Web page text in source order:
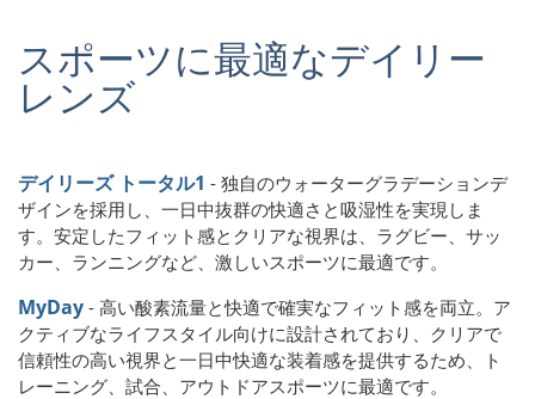
スポーツに最適なデイリー
レンズ
デイリーズ トータル1 - 独自のウォーターグラデーションデ
ザインを採用し、一日中抜群の快適さと吸湿性を実現しま
す。安定したフィット感とクリアな視界は、ラグビー、サッ
カー、ランニングなど、激しいスポーツに最適です。
MyDay - 高い酸素流量と快適で確実なフィット感を両立。ア
クティブなライフスタイル向けに設計されており、クリアで
信頼性の高い視界と一日中快適な装着感を提供するため、ト
レーニング、試合、アウトドアスポーツに最適です。